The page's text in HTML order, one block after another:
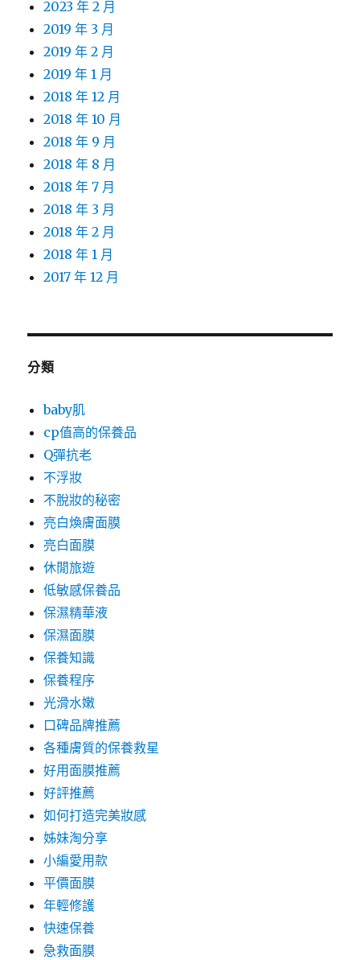
2023 年 2 月
2019 年 3 月
2019 年 2 月
2019 年 1 月
2018 年 12 月
2018 年 10 月
2018 年 9 月
2018 年 8 月
2018 年 7 月
2018 年 3 月
2018 年 2 月
2018 年 1 月
2017 年 12 月
分類
baby肌
cp值高的保養品
Q彈抗老
不浮妝
不脫妝的秘密
亮白煥膚面膜
亮白面膜
休閒旅遊
低敏感保養品
保濕精華液
保濕面膜
保養知識
保養程序
光滑水嫩
口碑品牌推薦
各種膚質的保養救星
好用面膜推薦
好評推薦
如何打造完美妝感
姊妹淘分享
小編愛用款
平價面膜
年輕修護
快速保養
急救面膜